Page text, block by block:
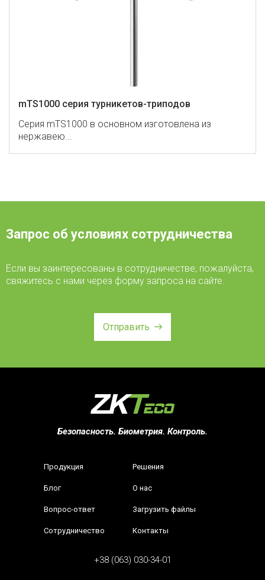
mTS1000 серия турникетов-триподов
Серия mTS1000 в основном изготовлена ​​из
нержавею...
Запрос об условиях сотрудничества
Если вы заинтересованы в сотрудничестве, пожалуйста,
свяжитесь с нами через форму запроса на сайте.
Отправить
Безопасность. Биометрия. Контроль.
Продукция Решения
Блог О нас
Вопрос-ответ Загрузить файлы
Сотрудничество Контакты
+38 (063) 030-34-01